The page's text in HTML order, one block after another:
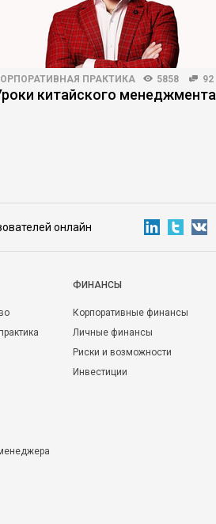
ПРАКТИКА 5858 92
китайского менеджмента
онлайн
ФИНАНСЫ
Корпоративные финансы
Личные финансы
Риски и возможности
Инвестиции